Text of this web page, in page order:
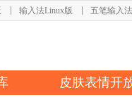
输入法Linux版 五笔输入法
皮肤表情开